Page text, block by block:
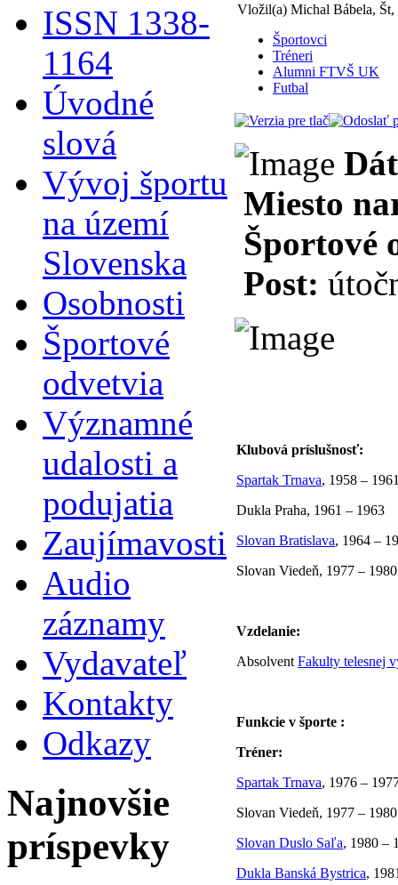
ISSN 1338-
1164
Úvodné
slová
Vývoj športu
na území
Slovenska
Osobnosti
Športové
odvetvia
Významné
udalosti a
podujatia
Zaujímavosti
Audio
záznamy
Vydavateľ
Kontakty
Odkazy
Najnovšie
príspevky
Vložil(a) Michal Bábela, Št,
Športovci
Tréneri
Alumni FTVŠ UK
Futbal
Miesto
Športové
Post:
Klubová príslušnosť:
Spartak Trnava, 1958 –
Dukla Praha, 1961 – 1963
Slovan Bratislava, 1964 –
Slovan Viedeň, 1977 –
Vzdelanie:
Absolvent Fakulty telesnej
Funkcie v športe :
Tréner:
Spartak Trnava, 1976 –
Slovan Viedeň, 1977 – 1980
Slovan Duslo Saľa, 1980 –
Dukla Banská Bystrica,